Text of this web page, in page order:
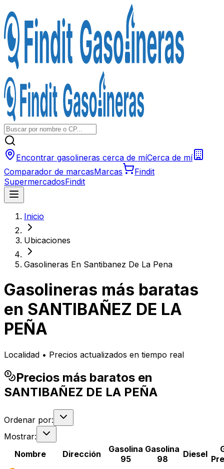
Encontrar gasolineras cerca de míCerca de mí
Comparador de marcasMarcas
Findit
SupermercadosFindit
Inicio
Ubicaciones
Gasolineras En Santibanez De La Pena
Gasolineras más baratas
en SANTIBAÑEZ DE LA
PEÑA
Localidad • Precios actualizados en tiempo real
Precios más baratos en
SANTIBAÑEZ DE LA PEÑA
Ordenar por:
Mostrar:
Nombre
Dirección
Gasolina
95
Gasolina
98
Diesel